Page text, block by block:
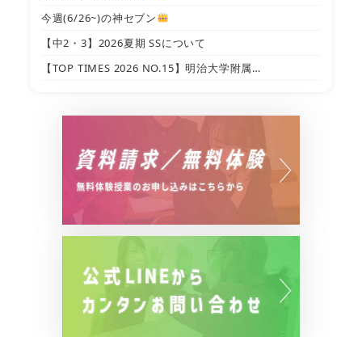
今週(6/26~)の神セブン
【中2・3】2026夏期 SSについて
【TOP TIMES 2026 NO.15】明治大学附属…